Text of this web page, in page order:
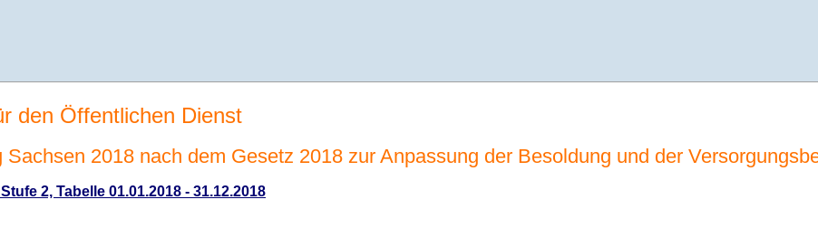
den Öffentlichen Dienst
Sachsen 2018 nach dem Gesetz 2018 zur Anpassung der Besoldung und der
2, Tabelle 01.01.2018 - 31.12.2018